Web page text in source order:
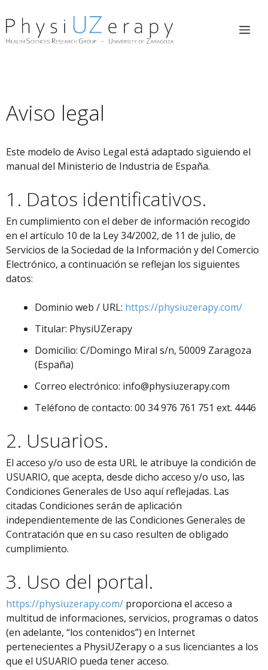
al
contenido
Aviso legal
Este modelo de Aviso Legal está adaptado siguiendo el
manual del Ministerio de Industria de España.
1. Datos identificativos.
En cumplimiento con el deber de información recogido
en el artículo 10 de la Ley 34/2002, de 11 de julio, de
Servicios de la Sociedad de la Información y del Comercio
Electrónico, a continuación se reflejan los siguientes
datos:
Dominio web / URL: https://physiuzerapy.com/
Titular: PhysiUZerapy
Domicilio: C/Domingo Miral s/n, 50009 Zaragoza
(España)
Correo electrónico: info@physiuzerapy.com
Teléfono de contacto: 00 34 976 761 751 ext. 4446
2. Usuarios.
El acceso y/o uso de esta URL le atribuye la condición de
USUARIO, que acepta, desde dicho acceso y/o uso, las
Condiciones Generales de Uso aquí reflejadas. Las
citadas Condiciones serán de aplicación
independientemente de las Condiciones Generales de
Contratación que en su caso resulten de obligado
cumplimiento.
3. Uso del portal.
https://physiuzerapy.com/ proporciona el acceso a
multitud de informaciones, servicios, programas o datos
(en adelante, “los contenidos”) en Internet
pertenecientes a PhysiUZerapy o a sus licenciantes a los
que el USUARIO pueda tener acceso.